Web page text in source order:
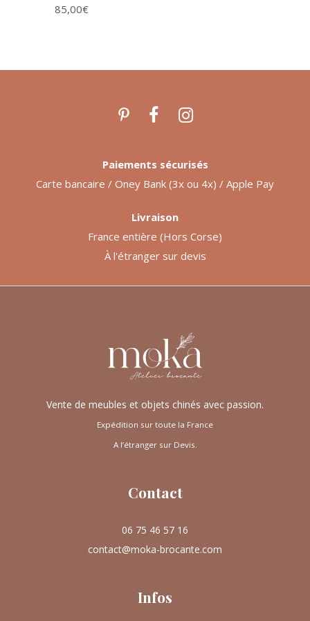
85,00€
Vente de meubles et objets chinés avec passion.
Expédition sur toute la France
A l’étranger sur Devis.
Contact
06 75 46 57 16
contact@moka-brocante.com
Infos
Paiements sécurisés
Carte bancaire / Oney Bank (3x ou 4x) / Apple Pay
Livraison
France entière (Hors Corse)
À l'étranger sur devis